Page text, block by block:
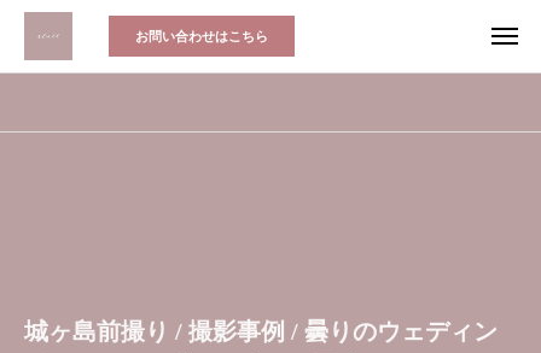
お問い合わせはこちら
城ヶ島前撮り / 撮影事例 / 曇りのウェディン